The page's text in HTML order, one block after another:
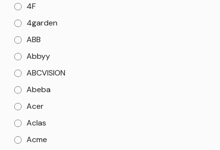
4F
4garden
ABB
Abbyy
ABCVISION
Abeba
Acer
Aclas
Acme